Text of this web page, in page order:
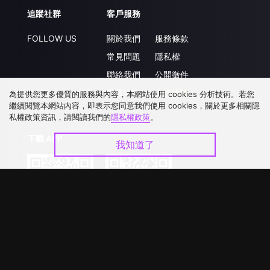
追蹤社群
FOLLOW US
客戶服務
關於我們
常見問題
聯絡我們
升級VIP
服務條款
隱私權
公開徵件
合作洽談
為提供您更多優質的服務與內容，本網站使用 cookies 分析技術。若您
繼續閱覽本網站內容，即表示您同意我們使用 cookies，關於更多相關隱
私權政策資訊，請閱讀我們的隱私權政策。
我知道了